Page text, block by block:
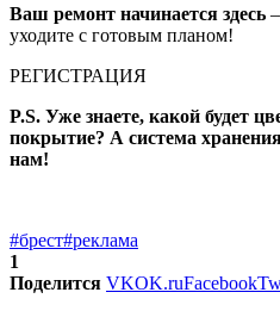
Ваш ремонт начинается здесь
уходите с готовым планом!
РЕГИСТРАЦИЯ
P.S. Уже знаете, какой будет
покрытие? А система
нам!
#брест#реклама
1
Поделится VKOK.ruFacebook